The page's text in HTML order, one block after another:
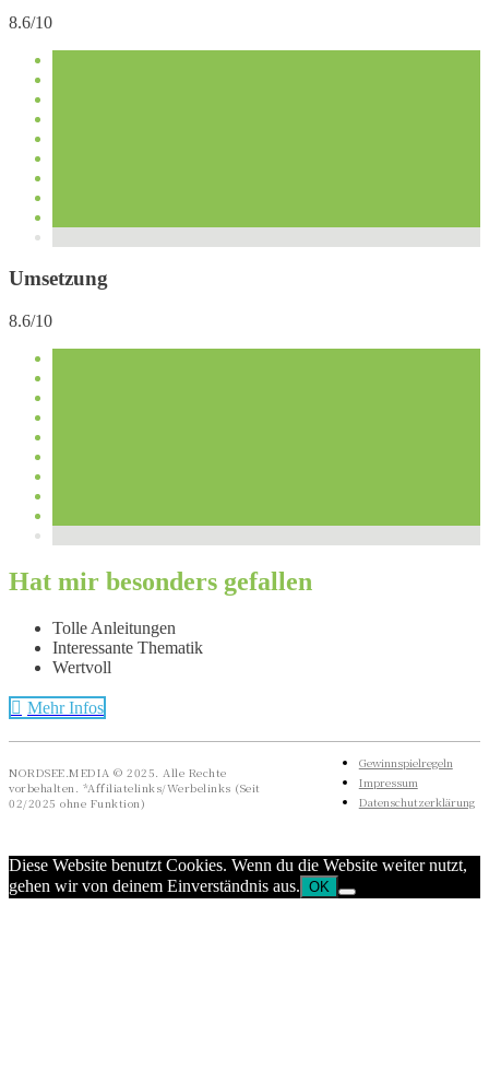
8.6/10
Umsetzung
8.6/10
Hat mir besonders gefallen
Tolle Anleitungen
Interessante Thematik
Wertvoll
Mehr Infos
NORDSEE.MEDIA © 2025. Alle Rechte
vorbehalten. *Affiliatelinks/Werbelinks (Seit
02/2025 ohne Funktion)
Gewinnspielregeln
Impressum
Datenschutzerklärung
Diese Website benutzt Cookies. Wenn du die Website weiter nutzt,
gehen wir von deinem Einverständnis aus. OK